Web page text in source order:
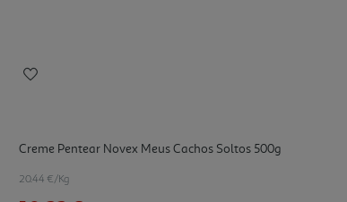
Creme Pentear Novex Meus Cachos Soltos 500g
20.44 €/Kg